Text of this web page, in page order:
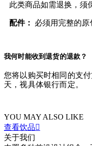
此类商品如需退换，须
配件： 必须用完整的原
我何时能收到退货的退款？
您将以购买时相同的支
天，视具体银行而定。
YOU MAY ALSO LIKE
查看饮品
关于我们